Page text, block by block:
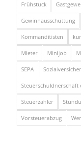
Frühstück
Gewinnausschüttung
Kommanditisten
Mieter Minijob
SEPA
Steuerschuldnerschaft
Steuerzahler
Vorsteuerabzug